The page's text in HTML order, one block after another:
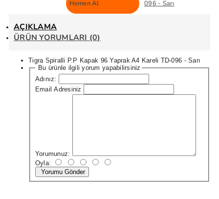
Hemen Al
096 - Sarı
AÇIKLAMA
ÜRÜN YORUMLARI (0)
Tigra Spiralli P.P Kapak 96 Yaprak A4 Kareli TD-096 - Sarı
Bu ürünle ilgili yorum yapabilirsiniz
Adınız:
Email Adresiniz
Yorumunuz:
Oyla:
Yorumu Gönder